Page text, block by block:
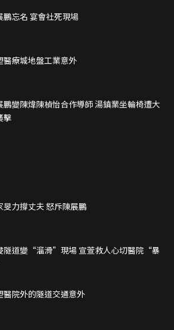
鵬忘名 宴會社死現場
醫療城地盤工業意外
鵬變陳煒陳楨怡合作導師 湯鎮業坐輪椅遭大
擊
旻力撐丈夫 怒斥陳展鵬
隧道變“溜滑”現場 宣萱救人心切醫院“暴
醫院外的隧道交通意外